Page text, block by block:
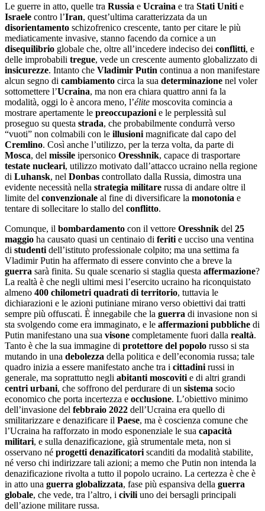
Le guerre in atto, quelle tra Russia e Ucraina e tra Stati Uniti e
Israele contro l’Iran, quest’ultima caratterizzata da un
disorientamento schizofrenico crescente, tanto per citare le più
mediaticamente invasive, stanno facendo da cornice a un
disequilibrio globale che, oltre all’incedere indeciso dei conflitti, e
delle improbabili tregue, vede un crescente aumento globalizzato di
insicurezze. Intanto che Vladimir Putin continua a non manifestare
alcun segno di cambiamento circa la sua determinazione nel voler
sottomettere l’Ucraina, ma non era chiara quattro anni fa la
modalità, oggi lo è ancora meno, l’élite moscovita comincia a
mostrare apertamente le preoccupazioni e le perplessità sul
proseguo su questa strada, che probabilmente condurrà verso
“vuoti” non colmabili con le illusioni magnificate dal capo del
Cremlino. Così anche l’utilizzo, per la terza volta, da parte di
Mosca, del missile ipersonico Oresshnik, capace di trasportare
testate nucleari, utilizzo motivato dall’attacco ucraino nella regione
di Luhansk, nel Donbas controllato dalla Russia, dimostra una
evidente necessità nella strategia militare russa di andare oltre il
limite del convenzionale al fine di diversificare la monotonia e
tentare di sollecitare lo stallo del conflitto.
Comunque, il bombardamento con il vettore Oresshnik del 25
maggio ha causato quasi un centinaio di feriti e ucciso una ventina
di studenti dell’istituto professionale colpito; ma una settima fa
Vladimir Putin ha affermato di essere convinto che a breve la
guerra sarà finita. Su quale scenario si staglia questa affermazione?
La realtà è che negli ultimi mesi l’esercito ucraino ha riconquistato
almeno 400 chilometri quadrati di territorio, tuttavia le
dichiarazioni e le azioni putiniane mirano verso obiettivi dai tratti
sempre più offuscati. È innegabile che la guerra di invasione non si
sta svolgendo come era immaginato, e le affermazioni pubbliche di
Putin manifestano una sua visone completamente fuori dalla realtà.
Tanto è che la sua immagine di protettore del popolo russo si sta
mutando in una debolezza della politica e dell’economia russa; tale
quadro inizia a essere manifestato anche tra i cittadini russi in
generale, ma soprattutto negli abitanti moscoviti e di altri grandi
centri urbani, che soffrono del perdurare di un sistema socio
economico che porta incertezza e occlusione. L’obiettivo minimo
dell’invasione del febbraio 2022 dell’Ucraina era quello di
smilitarizzare e denazificare il Paese, ma è coscienza comune che
l’Ucraina ha rafforzato in modo esponenziale le sua capacità
militari, e sulla denazificazione, già strumentale meta, non si
osservano né progetti denazificatori scanditi da modalità stabilite,
né verso chi indirizzare tali azioni; a memo che Putin non intenda la
denazificazione rivolta a tutto il popolo ucraino. La certezza è che è
in atto una guerra globalizzata, fase più espansiva della guerra
globale, che vede, tra l’altro, i civili uno dei bersagli principali
dell’azione militare russa.